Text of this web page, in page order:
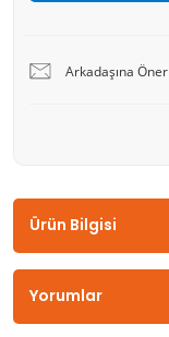
Arkadaşına Öner
Ürün Bilgisi
Yorumlar